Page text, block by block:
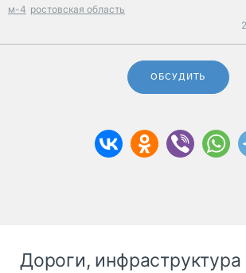
м-4 ростовская область
ОБСУДИТЬ
Дороги, инфраструктура